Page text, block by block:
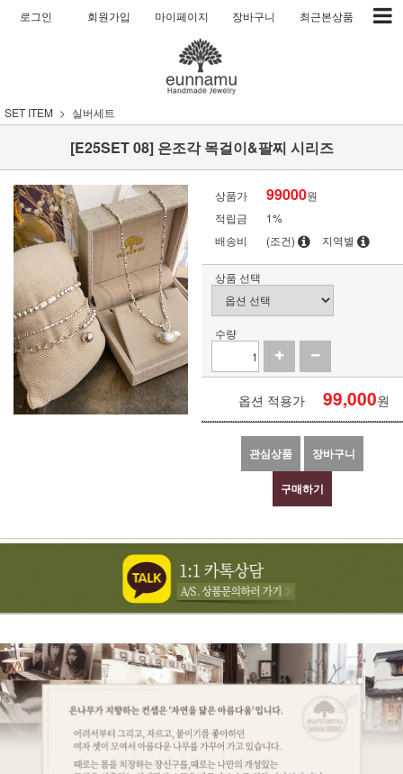
로그인 회원가입 마이페이지 장바구니 최근본상품
SET ITEM 실버세트
[E25SET 08] 은조각 목걸이&팔찌 시리즈
상품가 99000원
적립금
1%
배송비
(조건) 지역별
상품 선택
수량
옵션 적용가 99,000원
관심상품 장바구니
구매하기